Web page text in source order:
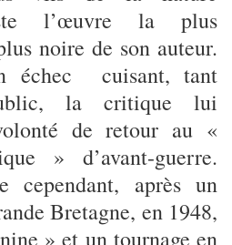
l’œuvre la plus
noire de son auteur.
échec cuisant, tant
la critique lui
de retour au «
» d’avant-guerre.
cependant, après un
Bretagne, en 1948,
» et un tournage en